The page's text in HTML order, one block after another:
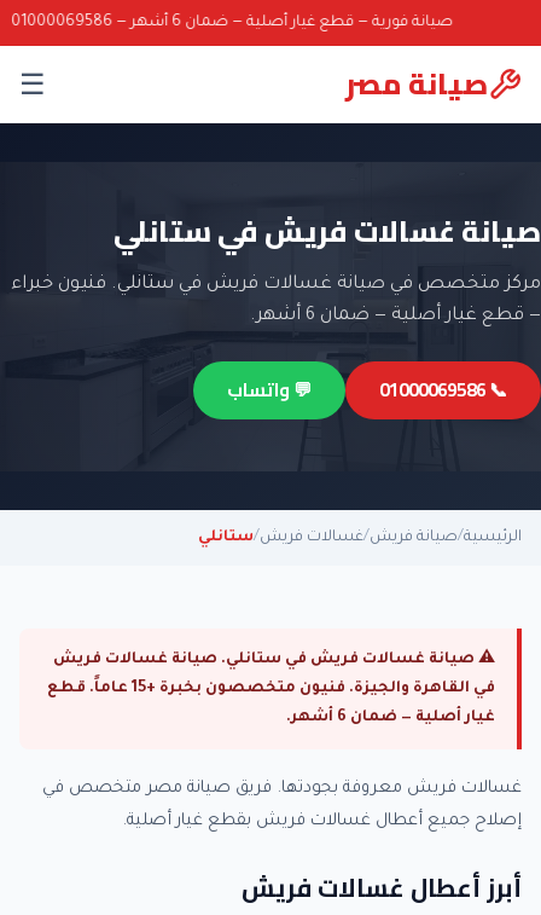
صيانة فورية — قطع غيار أصلية — ضمان 6 أشهر — 01000069586
صيانة مصر ☰
صيانة غسالات فريش في ستانلي
مركز متخصص في صيانة غسالات فريش في ستانلي. فنيون خبراء
— قطع غيار أصلية — ضمان 6 أشهر.
📞 01000069586 💬 واتساب
الرئيسية/صيانة فريش/غسالات فريش/ستانلي
⚠ صيانة غسالات فريش في ستانلي. صيانة غسالات فريش
في القاهرة والجيزة. فنيون متخصصون بخبرة +15 عاماً. قطع
غيار أصلية — ضمان 6 أشهر.
غسالات فريش معروفة بجودتها. فريق صيانة مصر متخصص في
إصلاح جميع أعطال غسالات فريش بقطع غيار أصلية.
أبرز أعطال غسالات فريش